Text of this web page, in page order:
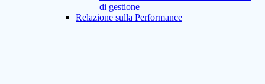
di gestione
Relazione sulla Performance